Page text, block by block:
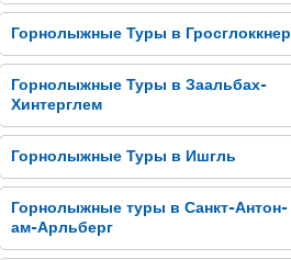
Горнолыжные Туры в Гросглоккнер
Горнолыжные Туры в Заальбах-
Хинтерглем
Горнолыжные Туры в Ишгль
Горнолыжные туры в Санкт-Антон-
ам-Арльберг